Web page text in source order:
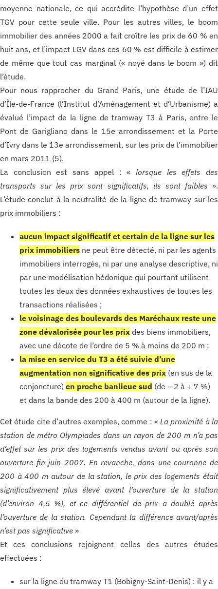
moyenne nationale, ce qui accrédite l’hypothèse d’un effet
TGV pour cette seule ville. Pour les autres villes, le boom
immobilier des années 2000 a fait croître les prix de 60 % en
huit ans, et l’impact LGV dans ces 60 % est difficile à estimer
de même que tout cas marginal (« noyé dans le boom ») dit
l’étude.
Pour nous rapprocher du Grand Paris, une étude de l’IAU
d’Île-de-France (l’Institut d’Aménagement et d’Urbanisme) a
évalué l’impact de la ligne de tramway T3 à Paris, entre le
Pont de Garigliano dans le 15e arrondissement et la Porte
d’Ivry dans le 13e arrondissement, sur les prix de l’immobilier
en mars 2011 (5).
La conclusion est sans appel : « lorsque les effets des
transports sur les prix sont significatifs, ils sont faibles ».
L’étude conclut à la neutralité de la ligne de tramway sur les
prix immobiliers :
aucun impact significatif et certain de la ligne sur les
prix immobiliersne peut être détecté, ni par les agents
immobiliers interrogés, ni par une analyse descriptive, ni
par une modélisation hédonique qui pourtant utilisent
toutes les deux des données exhaustives de toutes les
transactions réalisées ;
le voisinage des boulevards des Maréchaux reste une
zone dévalorisée pour les prixdes biens immobiliers,
avec une décote de l’ordre de 5 % à moins de 200 m ;
la mise en service du T3 a été suivie d’une
augmentation non significative des prix(en sus de la
conjoncture) en proche banlieue sud (de – 2 à + 7 %)
et dans la bande des 200 à 400 m (autour de la ligne).
Cet étude cite d’autres exemples, comme : « La proximité à la
station de métro Olympiades dans un rayon de 200 m n’a pas
d’effet sur les prix des logements vendus avant ou après son
ouverture fin juin 2007. En revanche, dans une couronne de
200 à 400 m autour de la station, le prix des logements était
significativement plus élevé avant l’ouverture de la station
(d’environ 4,5 %), et ce différentiel de prix a doublé après
l’ouverture de la station. Cependant la différence avant/après
n’est pas significative »
Et ces conclusions rejoignent celles des autres études
effectuées :
sur la ligne du tramway T1 (Bobigny-Saint-Denis) : il y a